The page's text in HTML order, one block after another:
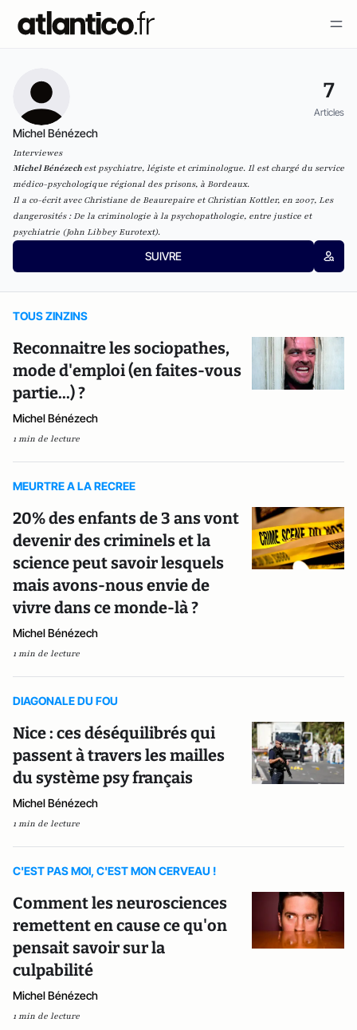
7
Articles
Michel Bénézech
Interviewes
Michel Bénézech est psychiatre, légiste et criminologue. Il est chargé du service
médico-psychologique régional des prisons, à Bordeaux.
Il a co-écrit avec Christiane de Beaurepaire et Christian Kottler, en 2007, Les
dangerosités : De la criminologie à la psychopathologie, entre justice et
psychiatrie (John Libbey Eurotext).
SUIVRE
TOUS ZINZINS
Reconnaitre les sociopathes,
mode d'emploi (en faites-vous
partie...) ?
Michel Bénézech
1 min de lecture
MEURTRE A LA RECREE
20% des enfants de 3 ans vont
devenir des criminels et la
science peut savoir lesquels
mais avons-nous envie de
vivre dans ce monde-là ?
Michel Bénézech
1 min de lecture
DIAGONALE DU FOU
Nice : ces déséquilibrés qui
passent à travers les mailles
du système psy français
Michel Bénézech
1 min de lecture
C'EST PAS MOI, C'EST MON CERVEAU !
Comment les neurosciences
remettent en cause ce qu'on
pensait savoir sur la
culpabilité
Michel Bénézech
1 min de lecture